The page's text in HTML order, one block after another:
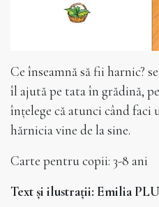
Ce înseamnă să fii harnic?
îl ajută pe tata în grădină,
înțelege că atunci când faci
hărnicia vine de la sine.
Carte pentru copii: 3-8 ani
Text și ilustrații: Emilia